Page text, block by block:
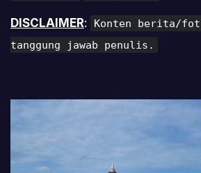
DISCLAIMER:
Konten berita/
tanggung jawab penulis.